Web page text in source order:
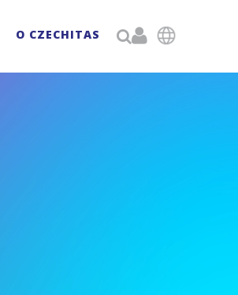
O CZECHITAS 